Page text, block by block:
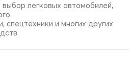
легковых автомобилей,
спецтехники и многих других